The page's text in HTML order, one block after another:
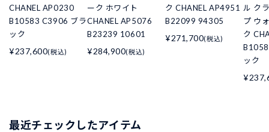
CHANEL AP0230
B10583 C3906 ブラ
ック
¥237,600(税込)
ーク ホワイト
CHANEL AP5076
B23239 10601
¥284,900(税込)
ク CHANEL AP4951
B22099 94305
¥271,700(税込)
ル ク
プ ウ
ク
ック
最近チェックしたアイテム